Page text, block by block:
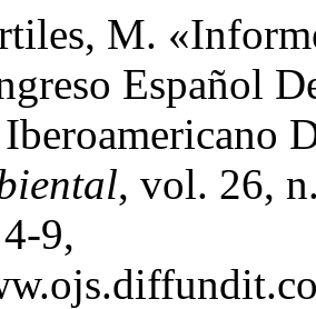
M.
Español
, vol. 26,
9,